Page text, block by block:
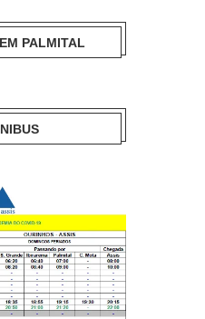
PALMITAL